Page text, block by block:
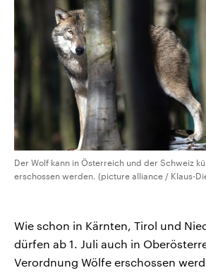
Der Wolf kann in Österreich und der Schweiz
erschossen werden. (picture alliance / Klaus-
Wie schon in Kärnten, Tirol und
dürfen ab 1. Juli auch in
Verordnung Wölfe erschossen